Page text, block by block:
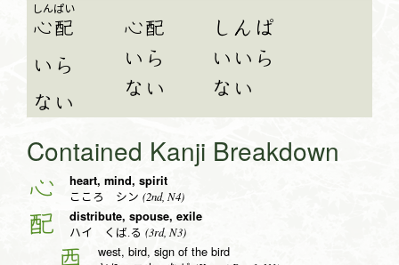
しん
心
ぱい
配
い ら
な い
心配
いら
ない
しんぱ
いいら
ない
Contained Kanji Breakdown
心 heart, mind, spirit
こころ シン (2nd, N4)
配 distribute, spouse, exile
ハイ くば.る (3rd, N3)
酉 west, bird, sign of the bird